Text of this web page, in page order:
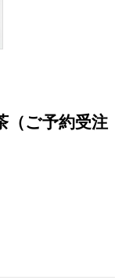
ご予約受注